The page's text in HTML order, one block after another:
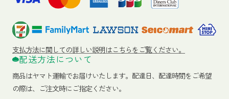
支払方法に関しての詳しい説明はこちらをご覧ください。
配送方法について
商品はヤマト運輸でお届けいたします。 配達日、配達時間をご希望
の際は、ご注文時にご指定ください。